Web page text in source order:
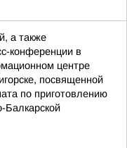
а также
конференции в
центре
посвященной
по приготовлению
Балкарской